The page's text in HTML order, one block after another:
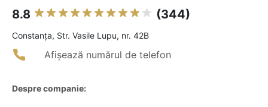
8.8 (344)
Constanţa, Str. Vasile Lupu, nr. 42B
Afișează numărul de telefon
Despre companie: